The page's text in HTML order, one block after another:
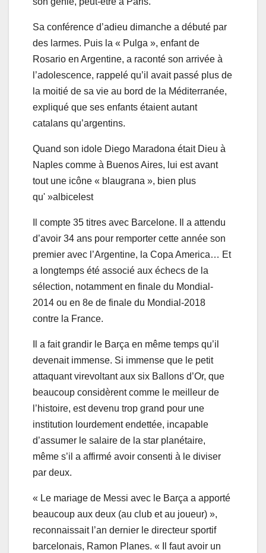
Sa conférence d’adieu dimanche a débuté par
des larmes. Puis la « Pulga », enfant de
Rosario en Argentine, a raconté son arrivée à
l’adolescence, rappelé qu’il avait passé plus de
la moitié de sa vie au bord de la Méditerranée,
expliqué que ses enfants étaient autant
catalans qu’argentins.
Quand son idole Diego Maradona était Dieu à
Naples comme à Buenos Aires, lui est avant
tout une icône « blaugrana », bien plus
qu' »albicelest
Il compte 35 titres avec Barcelone. Il a attendu
d’avoir 34 ans pour remporter cette année son
premier avec l’Argentine, la Copa America… Et
a longtemps été associé aux échecs de la
sélection, notamment en finale du Mondial-
2014 ou en 8e de finale du Mondial-2018
contre la France.
Il a fait grandir le Barça en même temps qu’il
devenait immense. Si immense que le petit
attaquant virevoltant aux six Ballons d’Or, que
beaucoup considèrent comme le meilleur de
l’histoire, est devenu trop grand pour une
institution lourdement endettée, incapable
d’assumer le salaire de la star planétaire,
même s’il a affirmé avoir consenti à le diviser
par deux.
« Le mariage de Messi avec le Barça a apporté
beaucoup aux deux (au club et au joueur) »,
reconnaissait l’an dernier le directeur sportif
barcelonais, Ramon Planes. « Il faut avoir un